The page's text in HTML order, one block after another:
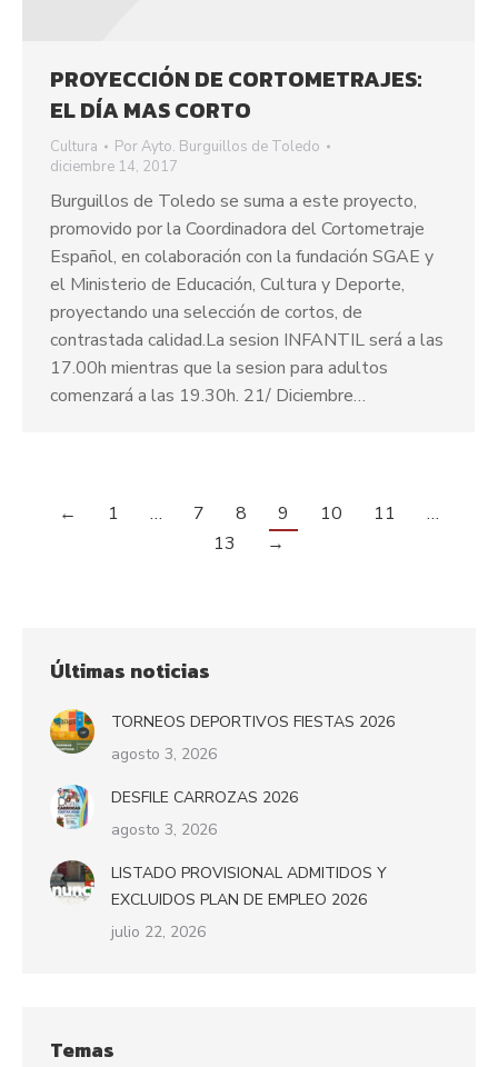
PROYECCIÓN DE CORTOMETRAJES:
EL DÍA MAS CORTO
Cultura PorAyto. Burguillos de Toledo
diciembre 14, 2017
Burguillos de Toledo se suma a este proyecto,
promovido por la Coordinadora del Cortometraje
Español, en colaboración con la fundación SGAE y
el Ministerio de Educación, Cultura y Deporte,
proyectando una selección de cortos, de
contrastada calidad.La sesion INFANTIL será a las
17.00h mientras que la sesion para adultos
comenzará a las 19.30h. 21/ Diciembre…
← 1 … 7 8 9 10 11
…
13
→
Últimas noticias
TORNEOS DEPORTIVOS FIESTAS 2026
agosto 3, 2026
DESFILE CARROZAS 2026
agosto 3, 2026
LISTADO PROVISIONAL ADMITIDOS Y
EXCLUIDOS PLAN DE EMPLEO 2026
julio 22, 2026
Temas